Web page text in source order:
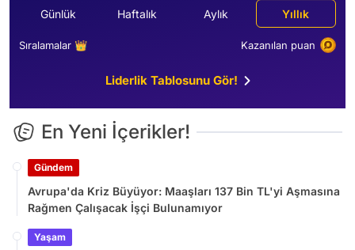
Günlük Haftalık Aylık Yıllık
Sıralamalar 👑 Kazanılan puan
Liderlik Tablosunu Gör!
En Yeni İçerikler!
Gündem
Avrupa'da Kriz Büyüyor: Maaşları 137 Bin TL'yi Aşmasına
Rağmen Çalışacak İşçi Bulunamıyor
Yaşam